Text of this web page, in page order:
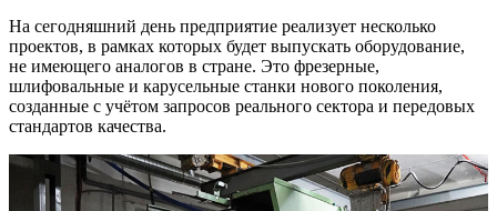
На сегодняшний день предприятие реализует несколько
проектов, в рамках которых будет выпускать оборудование,
не имеющего аналогов в стране. Это фрезерные,
шлифовальные и карусельные станки нового поколения,
созданные с учётом запросов реального сектора и передовых
стандартов качества.